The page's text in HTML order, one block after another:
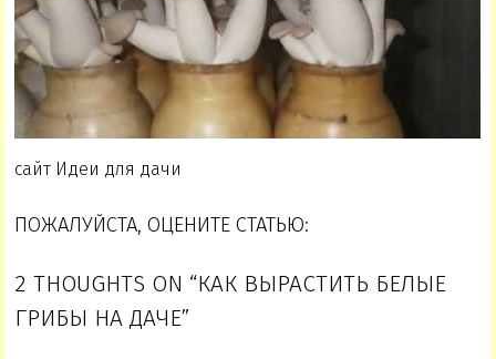
сайт Идеи для дачи
ПОЖАЛУЙСТА, ОЦЕНИТЕ СТАТЬЮ:
2 THOUGHTS ON “КАК ВЫРАСТИТЬ БЕЛЫЕ
ГРИБЫ НА ДАЧЕ”